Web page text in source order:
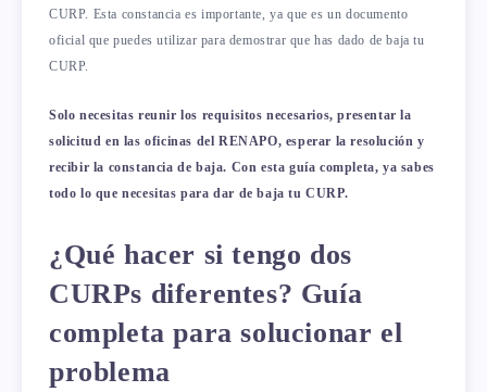
CURP. Esta constancia es importante, ya que es un documento
oficial que puedes utilizar para demostrar que has dado de baja tu
CURP.
Solo necesitas reunir los requisitos necesarios, presentar la
solicitud en las oficinas del RENAPO, esperar la resolución y
recibir la constancia de baja. Con esta guía completa, ya sabes
todo lo que necesitas para dar de baja tu CURP.
¿Qué hacer si tengo dos
CURPs diferentes? Guía
completa para solucionar el
problema